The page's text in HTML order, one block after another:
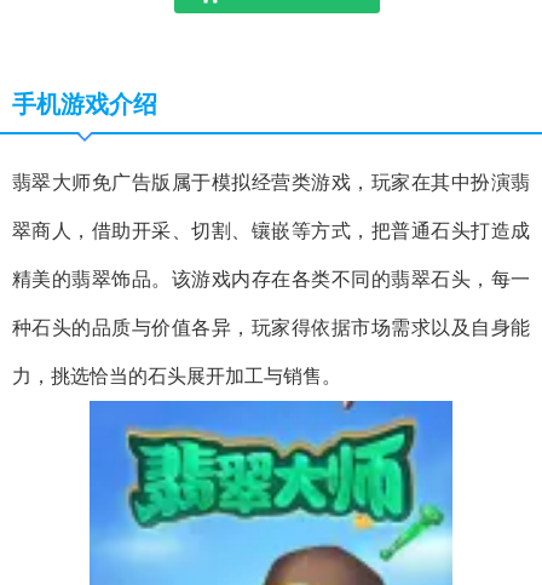
手机游戏介绍
翡翠大师免广告版属于模拟经营类游戏，玩家在其中扮演翡
翠商人，借助开采、切割、镶嵌等方式，把普通石头打造成
精美的翡翠饰品。该游戏内存在各类不同的翡翠石头，每一
种石头的品质与价值各异，玩家得依据市场需求以及自身能
力，挑选恰当的石头展开加工与销售。